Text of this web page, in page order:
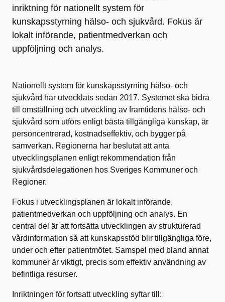
inriktning för nationellt system för
kunskapsstyrning hälso- och sjukvård. Fokus är
lokalt införande, patientmedverkan och
uppföljning och analys.
Nationellt system för kunskapsstyrning hälso- och
sjukvård har utvecklats sedan 2017. Systemet ska bidra
till omställning och utveckling av framtidens hälso- och
sjukvård som utförs enligt bästa tillgängliga kunskap, är
personcentrerad, kostnadseffektiv, och bygger på
samverkan. Regionerna har beslutat att anta
utvecklingsplanen enligt rekommendation från
sjukvårdsdelegationen hos Sveriges Kommuner och
Regioner.
Fokus i utvecklingsplanen är lokalt införande,
patientmedverkan och uppföljning och analys. En
central del är att fortsätta utvecklingen av strukturerad
vårdinformation så att kunskapsstöd blir tillgängliga före,
under och efter patientmötet. Samspel med bland annat
kommuner är viktigt, precis som effektiv användning av
befintliga resurser.
Inriktningen för fortsatt utveckling syftar till: